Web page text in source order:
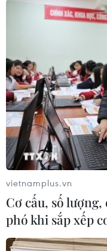
TP.Hồ Chí Minh
COVID-10.
Trước diễn biến
trên địa bàn
hiện nghiêm Chỉ
Chính phủ, chiều
Chủ tịch Ủy ban
Minh, đã chỉ đạo:
cho dừng tất cả
vietnamplus.vn
Cơ cấu, số
phó khi sắp xếp